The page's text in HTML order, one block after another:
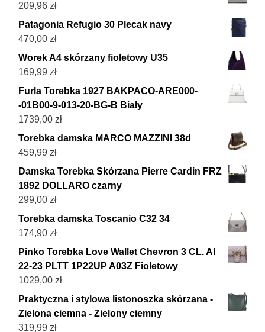
209,96 zł
Patagonia Refugio 30 Plecak navy
470,00 zł
Worek A4 skórzany fioletowy U35
169,99 zł
Furla Torebka 1927 BAKPACO-ARE000-
-01B00-9-013-20-BG-B Biały
1739,00 zł
Torebka damska MARCO MAZZINI 38d
459,99 zł
Damska Torebka Skórzana Pierre Cardin FRZ
1892 DOLLARO czarny
299,00 zł
Torebka damska Toscanio C32 34
174,90 zł
Pinko Torebka Love Wallet Chevron 3 CL. Al
22-23 PLTT 1P22UP A03Z Fioletowy
1029,00 zł
Praktyczna i stylowa listonoszka skórzana -
Zielona ciemna - Zielony ciemny
319,99 zł